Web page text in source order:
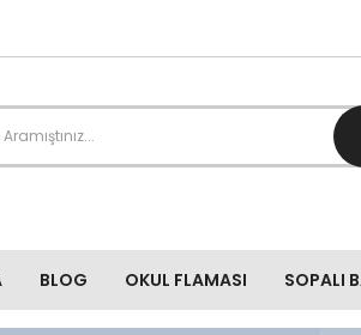
BLOG OKUL FLAMASI SOPALI